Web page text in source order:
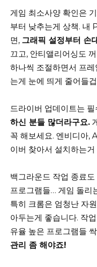
게임 최소사양 확인은
부터 낮추는게 상책. 내
면, 그래픽 설정부터 손
끄고, 안티앨리어싱도
하나씩 조절하면서 프
는게 눈에 띄게 줄어들
드라이버 업데이트는 필
하신 분들 많더라구요.
꼭 해보세요. 엔비디아,
이버 찾아서 설치하는
백그라운드 작업 종료
프로그램들… 게임 돌리
특히 크롬은 엄청난 자
아두는게 좋습니다. 작
유율 높은 프로그램들
관리 좀 해야죠!